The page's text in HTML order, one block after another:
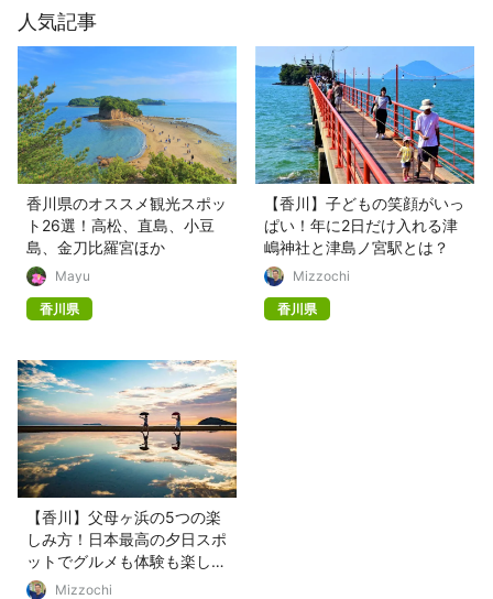
人気記事
香川県のオススメ観光スポッ
ト26選！高松、直島、小豆
島、金刀比羅宮ほか
Mayu
香川県
【香川】子どもの笑顔がいっ
ぱい！年に2日だけ入れる津
嶋神社と津島ノ宮駅とは？
Mizzochi
香川県
【香川】父母ヶ浜の5つの楽
しみ方！日本最高の夕日スポ
ットでグルメも体験も楽しも
う
Mizzochi